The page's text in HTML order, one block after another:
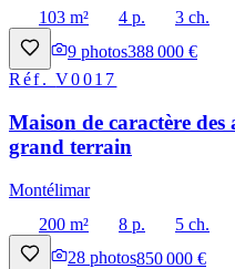
103 m²
4 p. 3 ch.
9 photos388 000 €
Réf.V0017
Maison de caractère des
grand terrain
Montélimar
200 m²
8 p. 5 ch.
28 photos850 000 €